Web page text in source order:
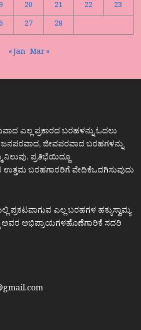
20 21 22
23
27 28
« Jan Mar »
ಎಲ್ಲ ಪ್ರಕಾರದ ಬರಹಳನ್ನು ಓದಲು
ಜನಪರವಾದ, ಜೀವಪರವಾದ ಬರಹಗಳನ್ನು
ನಿಲುವು. ಪ್ರತಿಭೆಯಿದ್ದೂ
ಬರಹಗಾರರಿಗೆ ವೇದಿಕೆಒದಗಿಸುವುದು
ಪ್ರಕಟವಾಗುವ ಎಲ್ಲ ಬರಹಗಳ ಹಕ್ಕುಸ್ವಾಮ್ಯ
ಅವರ ಅಭಿಪ್ರಾಯಗಳಹೊಣೆಗಾರಿಕೆ ಸದರಿ